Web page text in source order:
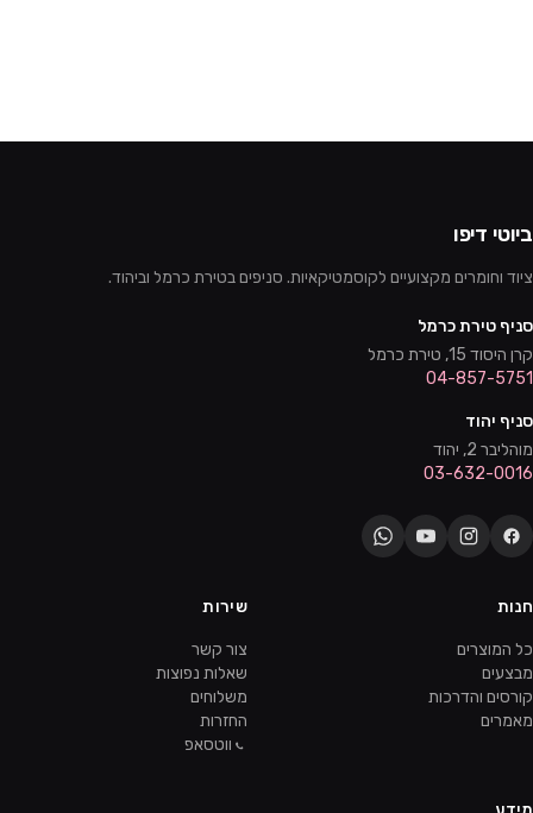
ביוטי דיפו
ציוד וחומרים מקצועיים לקוסמטיקאיות. סניפים בטירת כרמל וביהוד.
סניף טירת כרמל
קרן היסוד 15, טירת כרמל
04-857-5751
סניף יהוד
מוהליבר 2, יהוד
03-632-0016
חנות
כל המוצרים
מבצעים
קורסים והדרכות
מאמרים
שירות
צור קשר
שאלות נפוצות
משלוחים
החזרות
ווטסאפ